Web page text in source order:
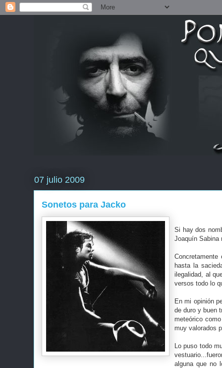
07 julio 2009
Sonetos para Jacko
Si hay dos
Joaquín Sabina
hasta la
ilegalidad, al
versos todo lo
En mi opinión
de duro y buen
meteórico
muy valorados
Lo puso todo
alguna que no